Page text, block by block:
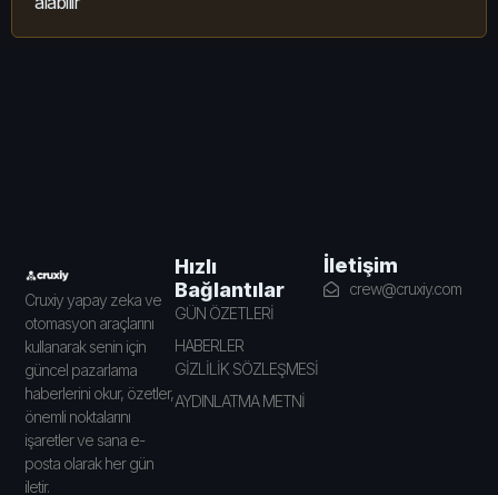
Cruxiy yapay zeka ve
otomasyon araçlarını
kullanarak senin için
güncel pazarlama
haberlerini okur, özetler,
önemli noktalarını
işaretler ve sana e-
posta olarak her gün
iletir.
Hızlı
Bağlantılar
GÜN ÖZETLERİ
HABERLER
GİZLİLİK SÖZLEŞMESİ
AYDINLATMA METNİ
İletişim
crew@cruxiy.com